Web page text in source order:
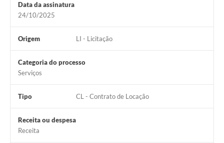
Data da assinatura
24/10/2025
Origem LI - Licitação
Categoria do processo
Serviços
Tipo CL - Contrato de Locação
Receita ou despesa
Receita